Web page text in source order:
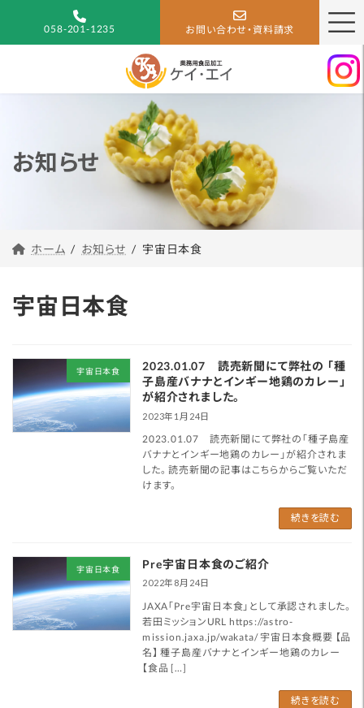
テ
ゲ
058-201-1235 お問い合わせ・資料請求
お知らせ
ホーム お知らせ 宇宙日本食
宇宙日本食
宇宙日本食
2023.01.07 読売新聞にて弊社の 「種
子島産バナナとインギー地鶏のカレー」
が紹介されました。
2023年1月24日
2023.01.07 読売新聞にて弊社の「種子島産
バナナとインギー地鶏のカレー」が紹介されま
した。 読売新聞の記事はこちらからご覧いただ
けます。
続きを読む
宇宙日本食 Pre宇宙日本食のご紹介
2022年8月24日
JAXA「Pre宇宙日本食」として承認されました。
若田ミッションURL https://astro-
mission.jaxa.jp/wakata/ 宇宙日本食概要 【品
名】 種子島産バナナとインギー地鶏のカレー
【食品 […]
続きを読む